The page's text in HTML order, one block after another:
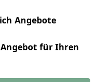
Angebote
Angebot für Ihren